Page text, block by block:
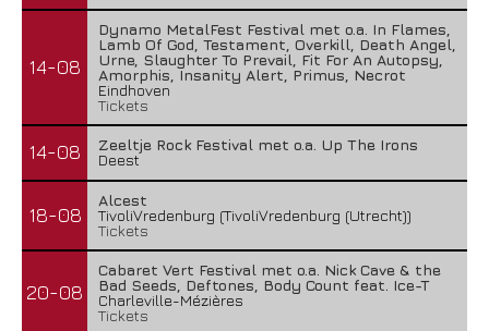
14-08
Dynamo MetalFest Festival met o.a. In Flames,
Lamb Of God, Testament, Overkill, Death Angel,
Urne, Slaughter To Prevail, Fit For An Autopsy,
Amorphis, Insanity Alert, Primus, Necrot
Eindhoven
Tickets
14-08
Zeeltje Rock Festival met o.a. Up The Irons
Deest
18-08
Alcest
TivoliVredenburg (TivoliVredenburg (Utrecht))
Tickets
20-08
Cabaret Vert Festival met o.a. Nick Cave & the
Bad Seeds, Deftones, Body Count feat. Ice-T
Charleville-Mézières
Tickets